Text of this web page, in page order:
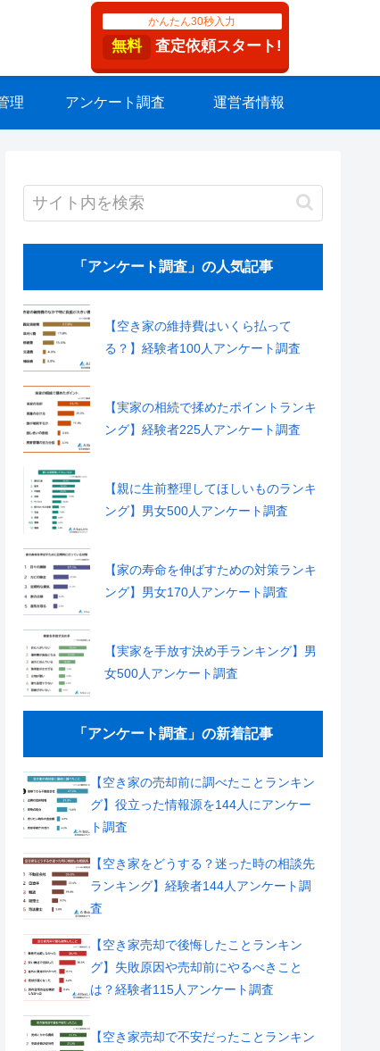
かんたん30秒入力
無料 査定依頼スタート!
理 アンケート調査 運営者情報
「アンケート調査」の人気記事
【空き家の維持費はいくら払って
る？】経験者100人アンケート調査
【実家の相続で揉めたポイントランキ
ング】経験者225人アンケート調査
【親に生前整理してほしいものランキ
ング】男女500人アンケート調査
【家の寿命を伸ばすための対策ランキ
ング】男女170人アンケート調査
【実家を手放す決め手ランキング】男
女500人アンケート調査
「アンケート調査」の新着記事
【空き家の売却前に調べたことランキン
グ】役立った情報源を144人にアンケー
ト調査
【空き家をどうする？迷った時の相談先
ランキング】経験者144人アンケート調
査
【空き家売却で後悔したことランキン
グ】失敗原因や売却前にやるべきこと
は？経験者115人アンケート調査
【空き家売却で不安だったことランキン